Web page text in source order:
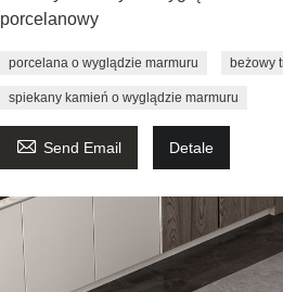
porcelanowy
porcelana o wyglądzie marmuru beżowy
spiekany kamień o wyglądzie marmuru
 Send Email Detale